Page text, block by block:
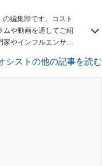
編集部です。
コスト
ムや動画を通してご紹
家やインフルエンサー
シストの他の記事を読む